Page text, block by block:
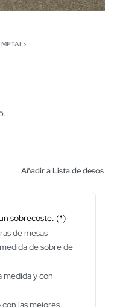
›
Añadir a Lista de desos
sobrecoste. (*)
de mesas
de sobre de
medida y con
las mejores